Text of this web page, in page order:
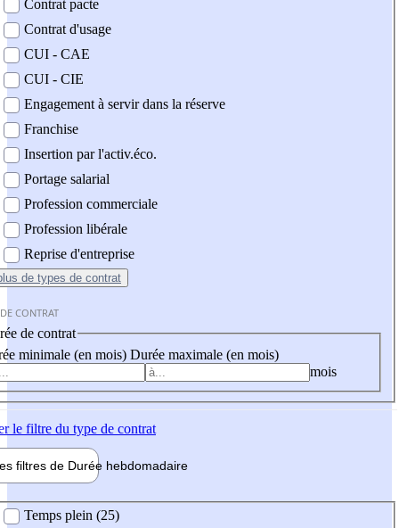
Contrat pacte
Contrat d'usage
CUI - CAE
CUI - CIE
Engagement à servir dans la réserve
Franchise
Insertion par l'activ.éco.
Portage salarial
Profession commerciale
Profession libérale
Reprise d'entreprise
de types de contrat
CONTRAT
de contrat
minimale (en mois) Durée maximale (en mois)
mois
le filtre du type de contrat
filtres de Durée hebdomadaire
Temps plein (25)